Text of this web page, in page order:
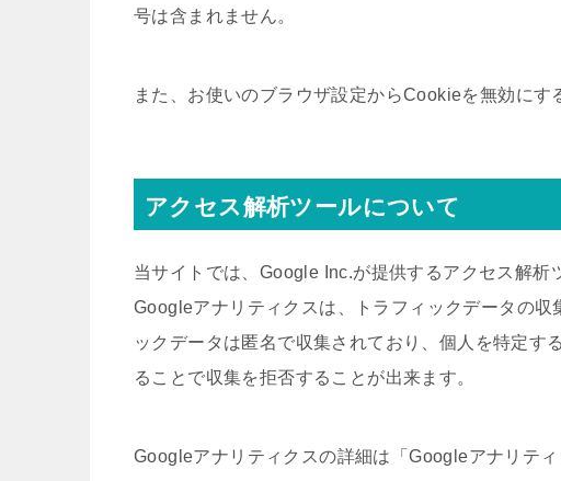
号は含まれません。
また、お使いのブラウザ設定からCookieを無効にす
アクセス解析ツールについて
当サイトでは、Google Inc.が提供するアクセス解析
Googleアナリティクスは、トラフィックデータの
ックデータは匿名で収集されており、個人を特定
ることで収集を拒否することが出来ます。
Googleアナリティクスの詳細は「Googleアナリティ